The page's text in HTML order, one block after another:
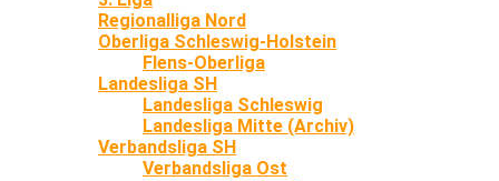
Regionalliga Nord
Oberliga Schleswig-Holstein
Flens-Oberliga
Landesliga SH
Landesliga Schleswig
Landesliga Mitte (Archiv)
Verbandsliga SH
Verbandsliga Ost